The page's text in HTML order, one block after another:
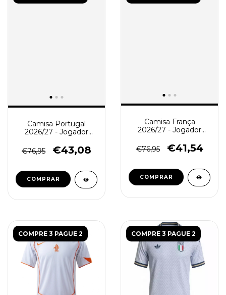
Camisa Portugal
2026/27 - Jogador
€76,95
€43,08
COMPRAR
Camisa França
2026/27 - Jogador
€76,95
€41,54
COMPRAR
COMPRE 3 PAGUE 2 COMPRE 3 PAGUE 2